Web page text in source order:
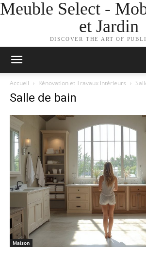
Meuble Select -
et Jardin
DISCOVER THE ART OF
Accueil Rénovation et Travaux intérieurs
Salle de bain
Maison